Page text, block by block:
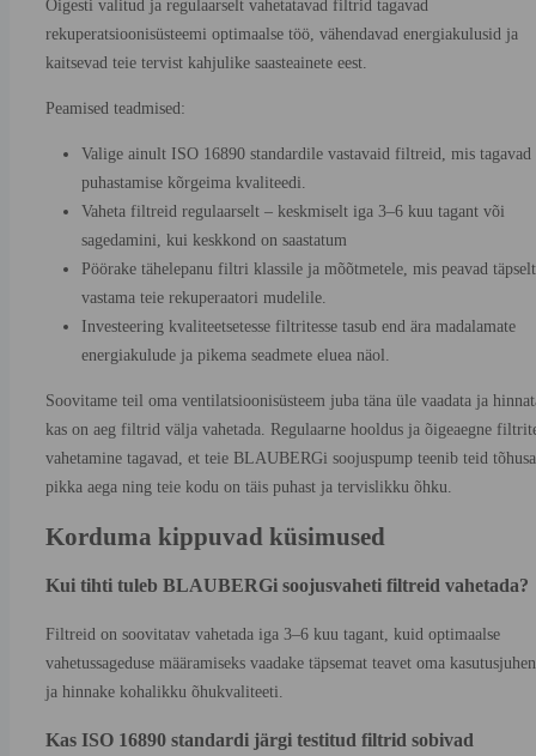
Õigesti valitud ja regulaarselt vahetatavad filtrid tagavad
rekuperatsioonisüsteemi optimaalse töö, vähendavad energiakulusid ja
kaitsevad teie tervist kahjulike saasteainete eest.
Peamised teadmised:
Valige ainult ISO 16890 standardile vastavaid filtreid, mis tagavad
puhastamise kõrgeima kvaliteedi.
Vaheta filtreid regulaarselt – keskmiselt iga 3–6 kuu tagant või
sagedamini, kui keskkond on saastatum
Pöörake tähelepanu filtri klassile ja mõõtmetele, mis peavad täpselt
vastama teie rekuperaatori mudelile.
Investeering kvaliteetsetesse filtritesse tasub end ära madalamate
energiakulude ja pikema seadmete eluea näol.
Soovitame teil oma ventilatsioonisüsteem juba täna üle vaadata ja
kas on aeg filtrid välja vahetada. Regulaarne hooldus ja õigeaegne
vahetamine tagavad, et teie BLAUBERGi soojuspump teenib teid
pikka aega ning teie kodu on täis puhast ja tervislikku õhku.
Korduma kippuvad küsimused
Kui tihti tuleb BLAUBERGi soojusvaheti filtreid vahetada?
Filtreid on soovitatav vahetada iga 3–6 kuu tagant, kuid optimaalse
vahetussageduse määramiseks vaadake täpsemat teavet oma
ja hinnake kohalikku õhukvaliteeti.
Kas ISO 16890 standardi järgi testitud filtrid sobivad